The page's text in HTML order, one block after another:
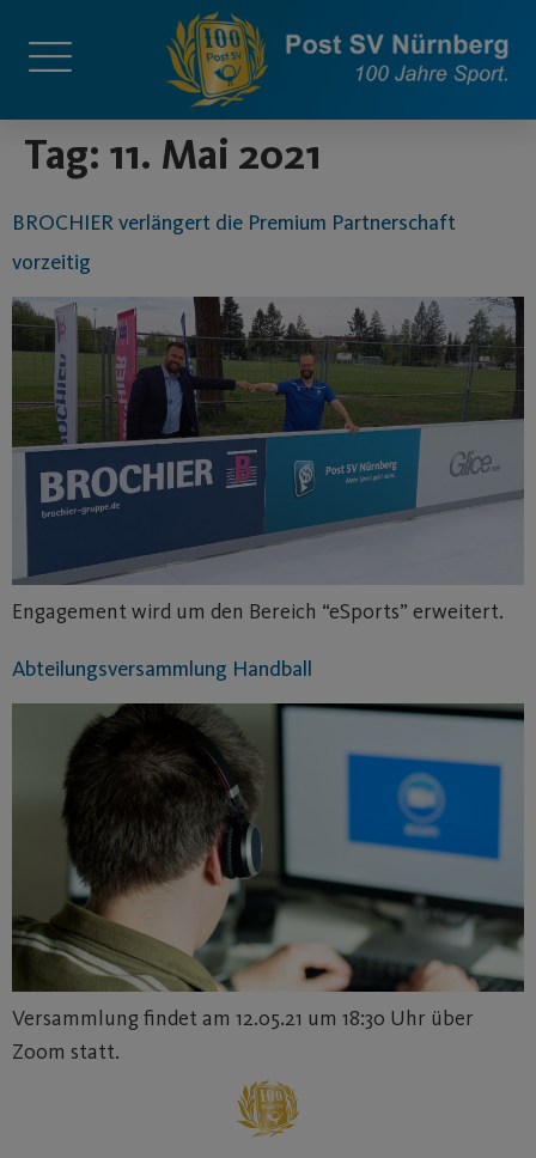
Tag: 11. Mai 2021
BROCHIER verlängert die Premium Partnerschaft
vorzeitig
Engagement wird um den Bereich “eSports” erweitert.
Abteilungsversammlung Handball
Versammlung findet am 12.05.21 um 18:30 Uhr über
Zoom statt.